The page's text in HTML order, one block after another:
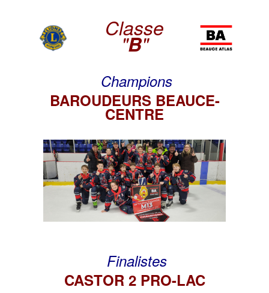
Classe
"B"
Champions
BAROUDEURS BEAUCE-
CENTRE
Finalistes
CASTOR 2 PRO-LAC